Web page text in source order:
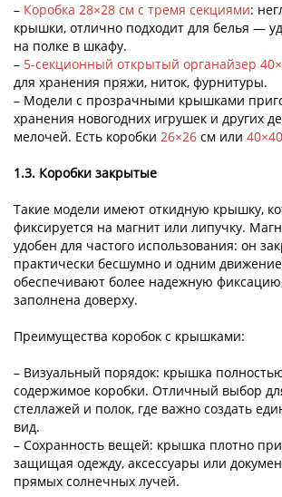
– Коробка 28×28 см с тремя секциями:
крышки, отлично подходит для белья —
на полке в шкафу.
– 5-секционный открытый органайзер
для хранения пряжи, ниток, фурнитуры.
– Модели с прозрачными крышками
хранения новогодних игрушек и других
мелочей. Есть коробки 26×26 см или 40×40
1.3. Коробки закрытые
Такие модели имеют откидную крышку,
фиксируется на магнит или липучку.
удобен для частого использования: он
практически бесшумно и одним
обеспечивают более надежную
заполнена доверху.
Преимущества коробок с крышками:
– Визуальный порядок: крышка
содержимое коробки. Отличный выбор
стеллажей и полок, где важно создать
вид.
– Сохранность вещей: крышка плотно
защищая одежду, аксессуары или
прямых солнечных лучей.